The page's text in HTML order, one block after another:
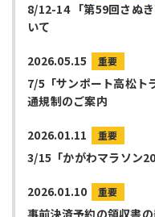
8/12-14 「第59回さぬ
いて
2026.05.15 重要
7/5「サンポート高松ト
通規制のご案内
2026.01.11 重要
3/15「かがわマラソン
2026.01.10 重要
事前決済予約の領収書